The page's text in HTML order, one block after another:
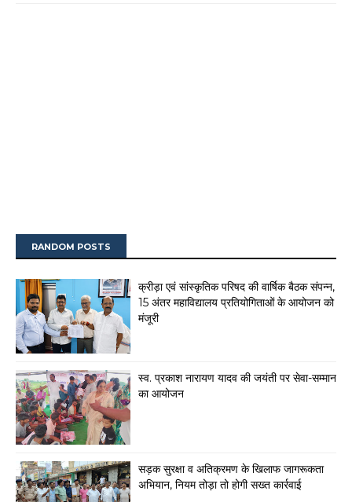
RANDOM POSTS
क्रीड़ा एवं सांस्कृतिक परिषद की वार्षिक बैठक संपन्न,
15 अंतर महाविद्यालय प्रतियोगिताओं के आयोजन को
मंजूरी
स्व. प्रकाश नारायण यादव की जयंती पर सेवा-सम्मान
का आयोजन
सड़क सुरक्षा व अतिक्रमण के खिलाफ जागरूकता
अभियान, नियम तोड़ा तो होगी सख्त कार्रवाई